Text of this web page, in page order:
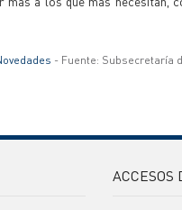
- Fuente: Subsecretaría
ACCESOS